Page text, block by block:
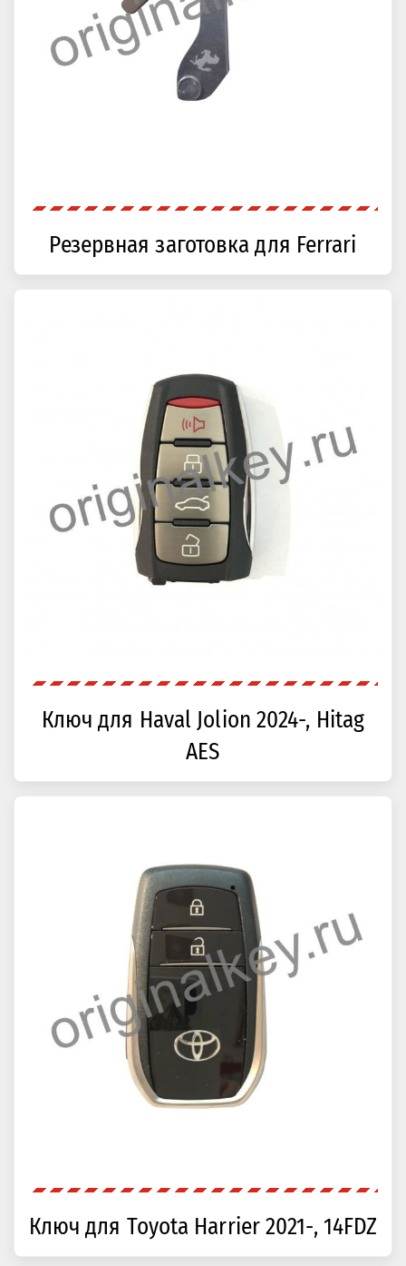
Резервная заготовка для Ferrari
Ключ для Haval Jolion 2024-, Hitag
AES
Ключ для Toyota Harrier 2021-, 14FDZ